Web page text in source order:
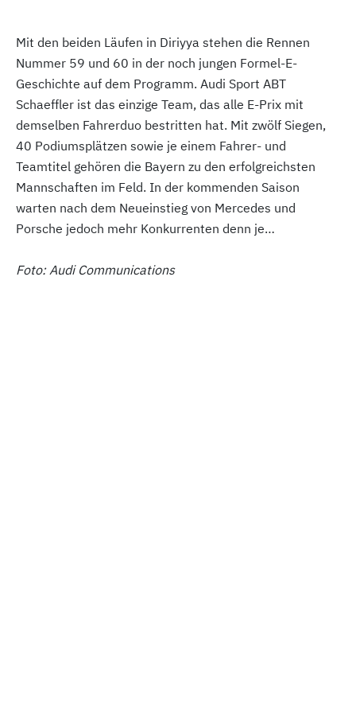
Mit den beiden Läufen in Diriyya stehen die Rennen
Nummer 59 und 60 in der noch jungen Formel-E-
Geschichte auf dem Programm. Audi Sport ABT
Schaeffler ist das einzige Team, das alle E-Prix mit
demselben Fahrerduo bestritten hat. Mit zwölf Siegen,
40 Podiumsplätzen sowie je einem Fahrer- und
Teamtitel gehören die Bayern zu den erfolgreichsten
Mannschaften im Feld. In der kommenden Saison
warten nach dem Neueinstieg von Mercedes und
Porsche jedoch mehr Konkurrenten denn je…
Foto: Audi Communications